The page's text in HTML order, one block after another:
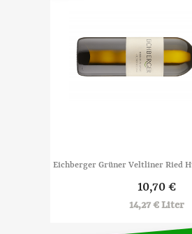
Eichberger Grüner Veltliner Ried
10,70 €
14,27 € Liter